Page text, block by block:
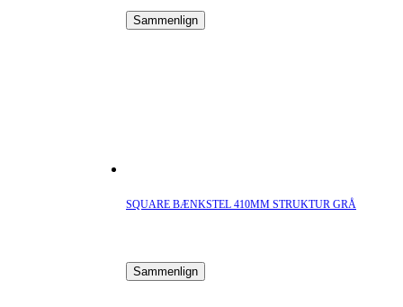
Sammenlign
SQUARE BÆNKSTEL 410MM STRUKTUR GRÅ
Sammenlign